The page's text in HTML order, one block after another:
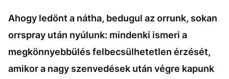
Ahogy ledönt a nátha, bedugul az orrunk, sokan
orrspray után nyúlunk: mindenki ismeri a
megkönnyebbülés felbecsülhetetlen érzését,
amikor a nagy szenvedések után végre kapunk